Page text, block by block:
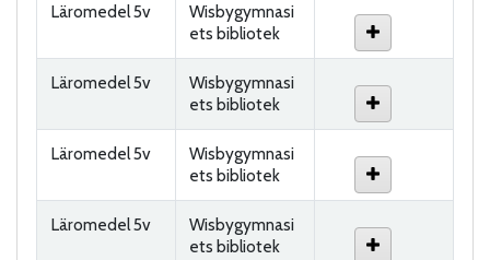
Läromedel 5v
Wisbygymnasi
ets bibliotek
Läromedel 5v
Wisbygymnasi
ets bibliotek
Läromedel 5v
Wisbygymnasi
ets bibliotek
Läromedel 5v
Wisbygymnasi
ets bibliotek